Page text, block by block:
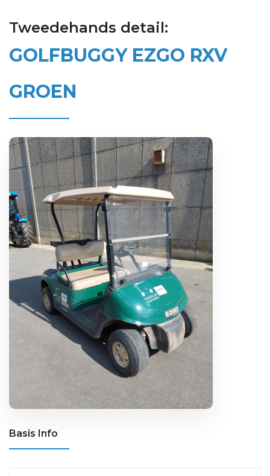
Tweedehands detail:
GOLFBUGGY EZGO RXV
GROEN
Basis Info